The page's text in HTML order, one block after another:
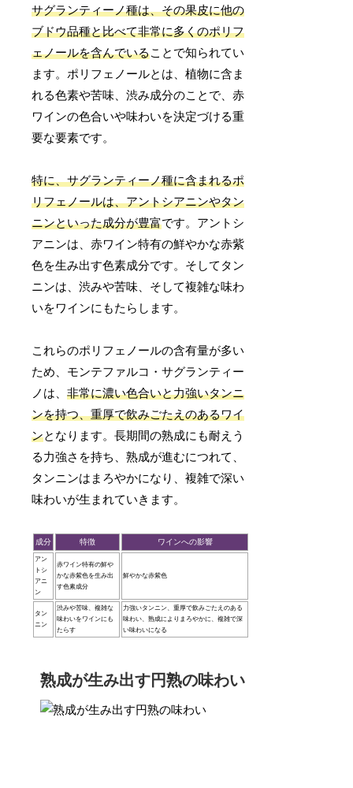
サグランティーノ種は、その果皮に他の
ブドウ品種と比べて非常に多くのポリフ
ェノールを含んでいることで知られてい
ます。ポリフェノールとは、植物に含ま
れる色素や苦味、渋み成分のことで、赤
ワインの色合いや味わいを決定づける重
要な要素です。
特に、サグランティーノ種に含まれるポ
リフェノールは、アントシアニンやタン
ニンといった成分が豊富です。アントシ
アニンは、赤ワイン特有の鮮やかな赤紫
色を生み出す色素成分です。そしてタン
ニンは、渋みや苦味、そして複雑な味わ
いをワインにもたらします。
これらのポリフェノールの含有量が多い
ため、モンテファルコ・サグランティー
ノは、非常に濃い色合いと力強いタンニ
ンを持つ、重厚で飲みごたえのあるワイ
ンとなります。長期間の熟成にも耐えう
る力強さを持ち、熟成が進むにつれて、
タンニンはまろやかになり、複雑で深い
味わいが生まれていきます。
成分 特徴 ワインへの影響
アン
トシ
アニ
ン
赤ワイン特有の鮮や
かな赤紫色を生み出
す色素成分
鮮やかな赤紫色
タン
ニン
渋みや苦味、複雑な
味わいをワインにも
たらす
力強いタンニン、重厚で飲みごたえのある
味わい、熟成によりまろやかに、複雑で深
い味わいになる
熟成が生み出す円熟の味わい